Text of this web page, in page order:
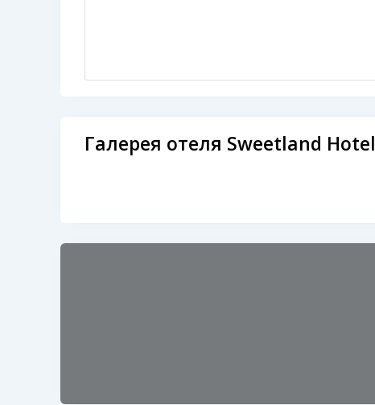
Галерея отеля Sweetland Hotel